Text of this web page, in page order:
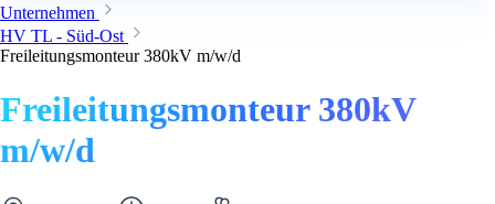
Unternehmen
HV TL - Süd-Ost
Freileitungsmonteur 380kV m/w/d
Freileitungsmonteur 380kV
m/w/d